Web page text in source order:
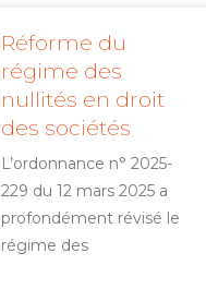
Réforme du
régime des
nullités en droit
des sociétés
L’ordonnance n° 2025-
229 du 12 mars 2025 a
profondément révisé le
régime des